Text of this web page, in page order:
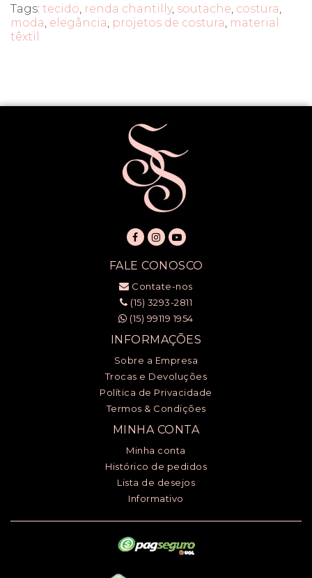
Tags: tecido, renda chantilly, soutache, costura,
moda, elegância, projetos de costura, material
têxtil
FALE CONOSCO
Contate-nos
(15) 3293-2811
(15) 99119 1954
INFORMAÇÕES
Sobre a Empresa
Trocas e Devoluções
Política de Privacidade
Termos & Condições
MINHA CONTA
Minha conta
Histórico de pedidos
Lista de desejos
Informativo